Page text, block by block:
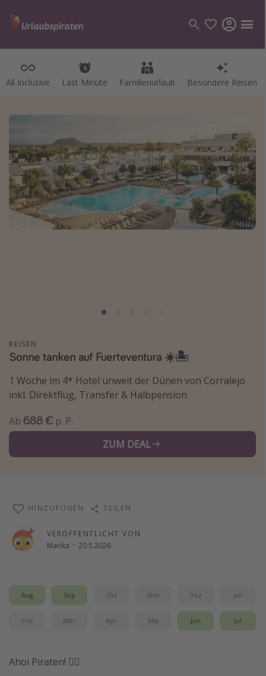
All Inclusive Last Minute Familienurlaub Besondere Reisen
Kategorien
Pauschalreisen
Kreuzfahrten
Reiseziele
Alle Reiseziele
Kefalonia Urlaub
Krabi Urlaub
Tulum Urlaub
Sri Lanka Rundreise
Japan Rundreise
Disneyland Paris
Roadtrips
Wochenendtrip
Strandurlaub
Gruppenreisen
Hotels in Hamburg
Hotels am Achensee
REISEN
Sonne tanken auf Fuerteventura ☀️🏝️
1 Woche im 4* Hotel unweit der Dünen von Corralejo
inkl. Direktflug, Transfer & Halbpension
Ab 688 € p. P.
ZUM DEAL
VERÖFFENTLICHT VON
Marika · 20.5.2026
HINZUFÜGEN TEILEN
Aug Sep Okt Nov Dez Jan
Feb Mär Apr Mai Jun Jul
Ahoi Piraten! 🏴‍☠️